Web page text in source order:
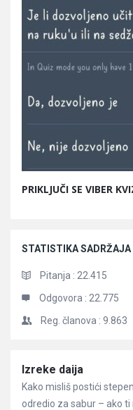
PRIKLJUČI SE VIBER
STATISTIKA SADRŽAJA
Pitanja : 22.415
Odgovora : 22.775
Reg. članova : 9.863
Članci
Izreke daija
Kako misliš postići
odredio za sabur – ako